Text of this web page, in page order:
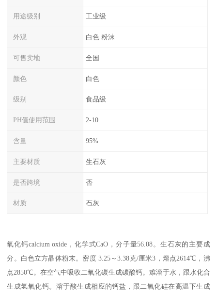
用途级别 工业级
外观 白色 粉沫
可售卖地 全国
颜色 白色
级别 食品级
PH值使用范围 2-10
含量 95%
主要材质 生石灰
是否跨境 否
材质 石灰
氧化钙calcium oxide，化学式CaO，分子量56.08。生石灰的主要成
分。白色立方晶体粉末。密度 3.25～3.38克/厘米3，熔点2614℃，沸
点2850℃。在空气中吸收二氧化碳生成碳酸钙。难溶于水，跟水化合
生成氢氧化钙。溶于酸生成相应的钙盐，跟二氧化硅在高温下生成